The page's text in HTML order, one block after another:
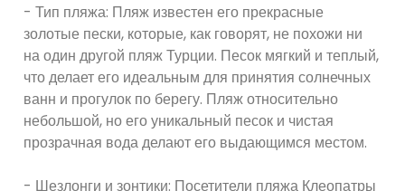
- Тип пляжа: Пляж известен его прекрасные
золотые пески, которые, как говорят, не похожи ни
на один другой пляж Турции. Песок мягкий и теплый,
что делает его идеальным для принятия солнечных
ванн и прогулок по берегу. Пляж относительно
небольшой, но его уникальный песок и чистая
прозрачная вода делают его выдающимся местом.
- Шезлонги и зонтики: Посетители пляжа Клеопатры